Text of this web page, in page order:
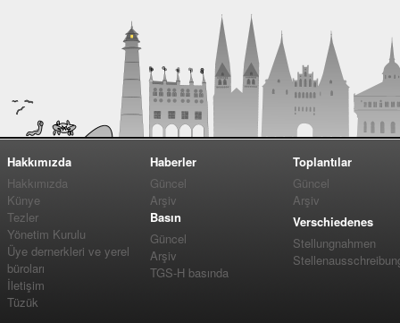
Hakkımızda
Hakkımızda
Künye
Tezler
Yönetim Kurulu
Üye dernerkleri ve yerel
büroları
İletişim
Tüzük
Haberler
Güncel
Arşiv
Basın
Güncel
Arşiv
TGS-H basında
Toplantılar
Güncel
Arşiv
Verschiedenes
Stellungnahmen